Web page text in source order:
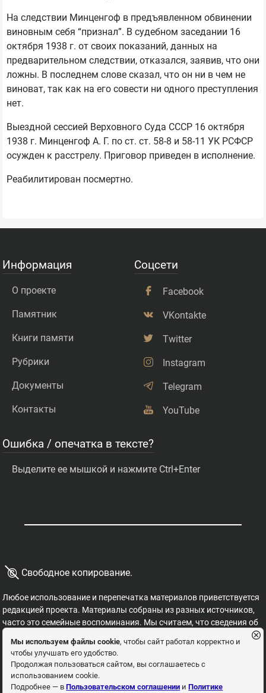
На следствии Минценгоф в предъявленном обвинении
виновным себя “признал”. В судебном заседании 16
октября 1938 г. от своих показаний, данных на
предварительном следствии, отказался, заявив, что они
ложны. В последнем слове сказал, что он ни в чем не
виноват, так как на его совести ни одного преступления
нет.
Выездной сессией Верховного Суда СССР 16 октября
1938 г. Минценгоф А. Г. по ст. ст. 58-8 и 58-11 УК РСФСР
осужден к расстрелу. Приговор приведен в исполнение.
Реабилитирован посмертно.
Информация
О проекте
Памятник
Книги памяти
Рубрики
Документы
Контакты
Соцсети
Facebook
VKontakte
Twitter
Instagram
Telegram
YouTube
Ошибка / опечатка в тексте?
Выделите ее мышкой и нажмите Ctrl+Enter
© Свободное копирование.
Любое использование и перепечатка материалов приветствуется
редакцией проекта. Материалы собраны из разных источников,
часто это семейные воспоминания. Мы считаем, что сведения об
этих важных страницах истории должны быть свободными для
распространения, на них не могут накладываться никакие
ограничения. Это наша история, и мы обязаны ее знать,
сохранять и рассказывать детям.
Пользовательское соглашение Политика
Мы используем файлы cookie, чтобы сайт работал корректно и
чтобы улучшать его удобство.
Продолжая пользоваться сайтом, вы соглашаетесь с
использованием cookie.
Подробнее — вПользовательском соглашении иПолитике